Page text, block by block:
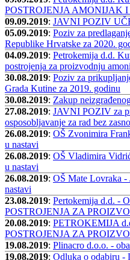
POSTROJENJA AMONIJAK
09.09.2019: JAVNI POZIV
05.09.2019: Poziv za
Republike Hrvatske za 2020.
04.09.2019: Petrokemija d.d.
postrojenja za proizvodnju
30.08.2019: Poziv za
Grada Kutine za 2019. godinu
30.08.2019: Zakup
27.08.2019: JAVNI POZIV za
osposobljavanje za rad bez
26.08.2019: OŠ Zvonimira
u nastavi
26.08.2019: OŠ Vladimira
u nastavi
26.08.2019: OŠ Mate Lovraka -
nastavi
23.08.2019: Pertokemija d.d. -
POSTROJENJA ZA
20.08.2019: PETROKEMIJA
POSTROJENJA ZA
19.08.2019: Plinacro d.o.o. -
19.08.2019: Odluka o odabiru -